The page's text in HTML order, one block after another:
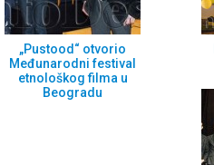
„Pustood“ otvorio
Međunarodni festival
etnološkog filma u
Beogradu